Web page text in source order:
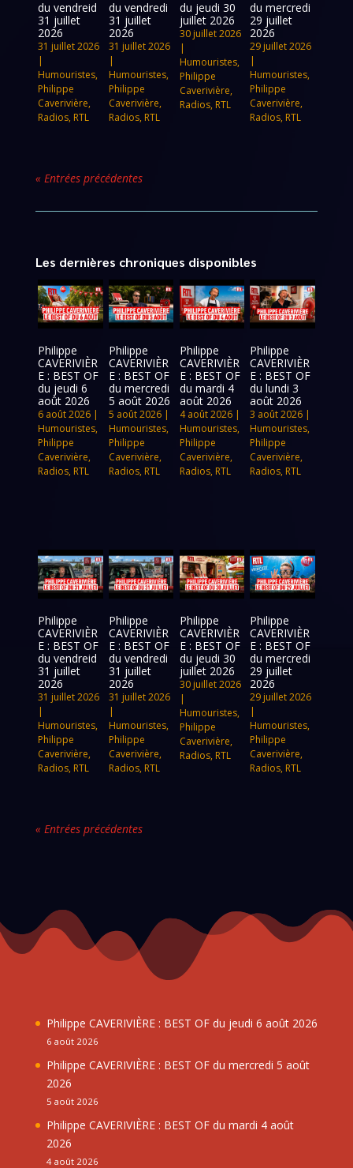
du vendreid
31 juillet
2026
31 juillet 2026
|
Humouristes,
Philippe
Caverivière,
Radios, RTL
du vendredi
31 juillet
2026
31 juillet 2026
|
Humouristes,
Philippe
Caverivière,
Radios, RTL
du jeudi 30
juillet 2026
30 juillet 2026
|
Humouristes,
Philippe
Caverivière,
Radios, RTL
du mercredi
29 juillet
2026
29 juillet 2026
|
Humouristes,
Philippe
Caverivière,
Radios, RTL
« Entrées précédentes
Les dernières chroniques disponibles
Philippe
CAVERIVIÈR
E : BEST OF
du jeudi 6
août 2026
6 août 2026 |
Humouristes,
Philippe
Caverivière,
Radios, RTL
Philippe
CAVERIVIÈR
E : BEST OF
du mercredi
5 août 2026
5 août 2026|
Humouristes,
Philippe
Caverivière,
Radios, RTL
Philippe
CAVERIVIÈR
E : BEST OF
du mardi 4
août 2026
4 août 2026|
Humouristes,
Philippe
Caverivière,
Radios, RTL
Philippe
CAVERIVIÈR
E : BEST OF
du lundi 3
août 2026
3 août 2026 |
Humouristes,
Philippe
Caverivière,
Radios, RTL
Philippe
CAVERIVIÈR
E : BEST OF
du vendreid
31 juillet
2026
31 juillet 2026
|
Humouristes,
Philippe
Caverivière,
Radios, RTL
Philippe
CAVERIVIÈR
E : BEST OF
du vendredi
31 juillet
2026
31 juillet 2026
|
Humouristes,
Philippe
Caverivière,
Radios, RTL
Philippe
CAVERIVIÈR
E : BEST OF
du jeudi 30
juillet 2026
30 juillet 2026
|
Humouristes,
Philippe
Caverivière,
Radios, RTL
Philippe
CAVERIVIÈR
E : BEST OF
du mercredi
29 juillet
2026
29 juillet 2026
|
Humouristes,
Philippe
Caverivière,
Radios, RTL
« Entrées précédentes
Philippe CAVERIVIÈRE : BEST OF du jeudi 6 août 2026
6 août 2026
Philippe CAVERIVIÈRE : BEST OF du mercredi 5 août
2026
5 août 2026
Philippe CAVERIVIÈRE : BEST OF du mardi 4 août
2026
4 août 2026